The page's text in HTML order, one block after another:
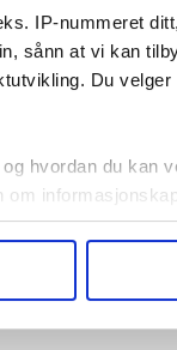
IP-nummeret
sånn at vi kan
Du
hvordan du kan
om
annonser og